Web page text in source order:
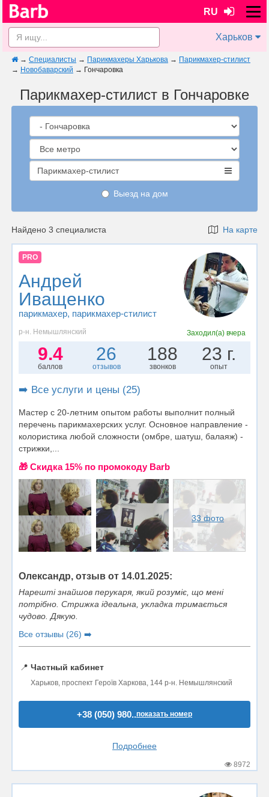
RU
Харьков
→ Специалисты → Парикмахеры Харькова → Парикмахер-стилист
→ Новобаварский → Гончаровка
Парикмахер-стилист в Гончаровке
Парикмахер-стилист
Выезд на дом
Найдено 3 специалиста На карте
PRO
Андрей
Иващенко
парикмахер, парикмахер-стилист
р-н. Немышлянский Заходил(а)вчера
9.4
баллов
26
отзывов
188
звонков
23 г.
опыт
➡️ Все услуги и цены (25)
Мастер с 20-летним опытом работы выполнит полный
перечень парикмахерских услуг. Основное направление -
колористика любой сложности (омбре, шатуш, балаяж) -
стрижки,...
🎁 Cкидка 15% по промокоду Barb
33 фото
Олександр, отзыв от 14.01.2025:
Нарешті знайшов перукаря, який розуміє, що мені
потрібно. Стрижка ідеальна, укладка тримається
чудово. Дякую.
Все отзывы (26) ➡️
📍 Частный кабинет
Харьков, проспект Героїв Харкова, 144 р-н. Немышлянский
+38 (050) 980..показать номер
Подробнее
8972